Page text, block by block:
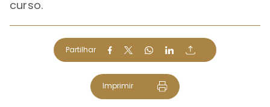
curso.
Partilhar
Imprimir